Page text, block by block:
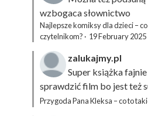
wzbogaca słownictwo
Najlepsze komiksy dla dzieci –
czytelnikom? · 19 February 2025
zalukajmy.pl
Super książka
sprawdzić film bo jest też
Przygoda Pana Kleksa – co to